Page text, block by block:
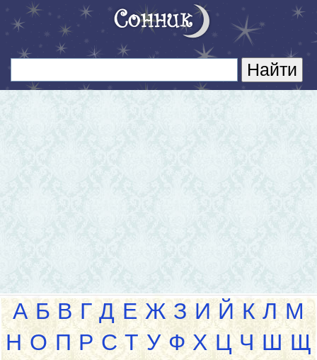
А Б В Г Д Е Ж З И Й К Л М
Н О П Р С Т У Ф Х Ц Ч Ш Щ